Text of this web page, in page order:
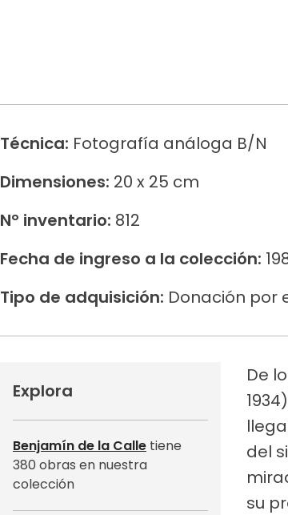
Técnica: Fotografía análoga B/N
Dimensiones: 20 x 25 cm
N° inventario: 812
Fecha de ingreso a la colección:
Tipo de adquisición: Donación por
De
del
su
Explora
Benjamín de la Calle tiene
380 obras en nuestra
colección